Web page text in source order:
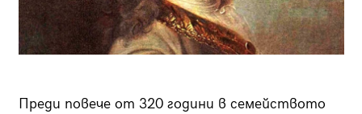
Преди повече от 320 години в семейството